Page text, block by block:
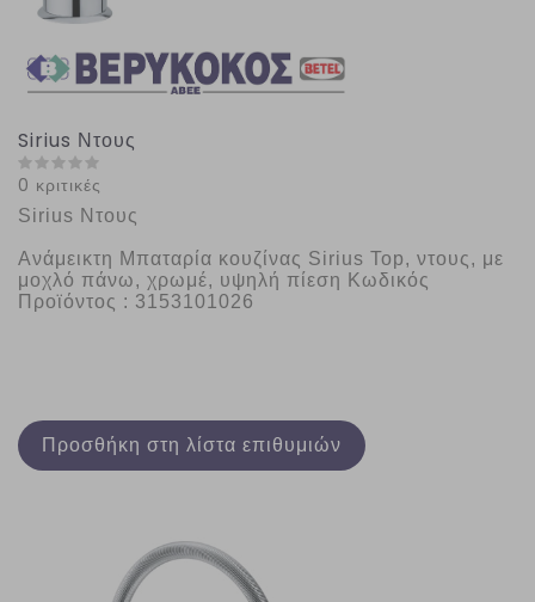
Sirius Ντους
0 κριτικές
Sirius Ντους
Ανάμεικτη Μπαταρία κουζίνας Sirius Top, ντους, με
μοχλό πάνω, χρωμέ, υψηλή πίεση Κωδικός
Προϊόντος : 3153101026
Προσθήκη στη λίστα επιθυμιών